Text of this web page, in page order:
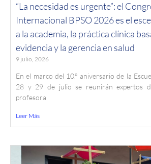
“La necesidad es urgente”: el
Internacional BPSO 2026 es el
a la academia, la práctica clínica
evidencia y la gerencia en salud
9 julio, 2026
En el marco del 10.º aniversario de la
28 y 29 de julio se reunirán expertos
profesora
Leer Más